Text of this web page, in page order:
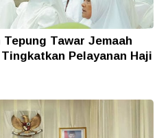
Tawar Jemaah
Pelayanan Haji